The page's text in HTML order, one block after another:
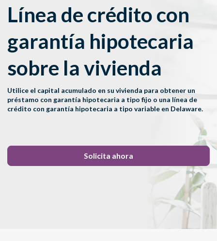
Línea de crédito con
garantía hipotecaria
sobre la vivienda
Utilice el capital acumulado en su vivienda para obtener un
préstamo con garantía hipotecaria a tipo fijo o una línea de
crédito con garantía hipotecaria a tipo variable en Delaware.
Solicita ahora